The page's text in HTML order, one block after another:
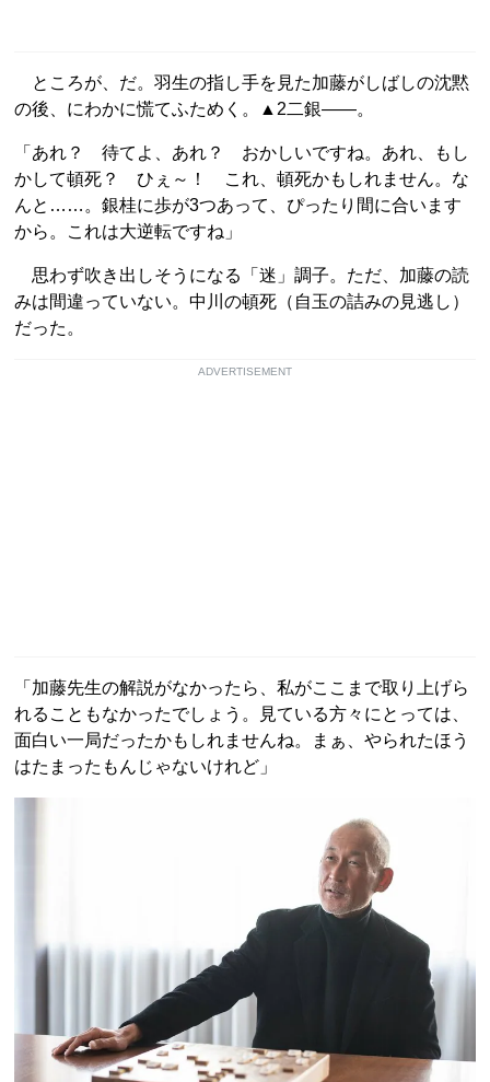
ところが、だ。羽生の指し手を見た加藤がしばしの沈黙
の後、にわかに慌てふためく。▲2二銀――。
「あれ？ 待てよ、あれ？ おかしいですね。あれ、もし
かして頓死？ ひぇ～！ これ、頓死かもしれません。な
んと……。銀桂に歩が3つあって、ぴったり間に合います
から。これは大逆転ですね」
思わず吹き出しそうになる「迷」調子。ただ、加藤の読
みは間違っていない。中川の頓死（自玉の詰みの見逃し）
だった。
ADVERTISEMENT
「加藤先生の解説がなかったら、私がここまで取り上げら
れることもなかったでしょう。見ている方々にとっては、
面白い一局だったかもしれませんね。まぁ、やられたほう
はたまったもんじゃないけれど」